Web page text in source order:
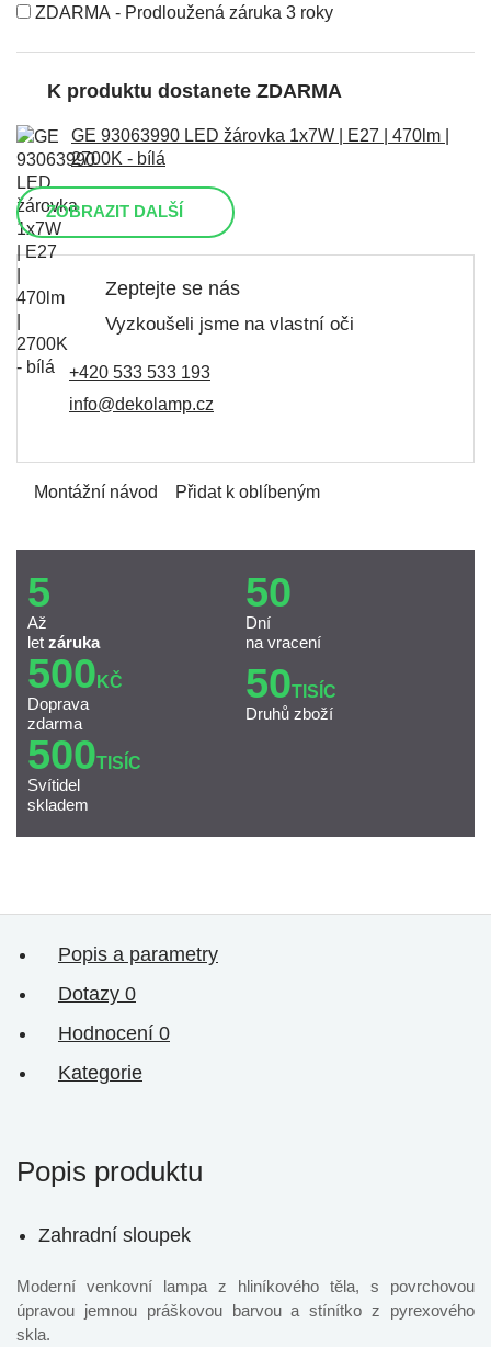
ZDARMA - Prodloužená záruka 3 roky
K produktu dostanete ZDARMA
GE 93063990 LED žárovka 1x7W | E27 | 470lm |
2700K - bílá
ZOBRAZIT DALŠÍ
Zeptejte se nás
Vyzkoušeli jsme na vlastní oči
+420 533 533 193
info@dekolamp.cz
Montážní návod Přidat k oblíbeným
5
Až
let záruka
50
Dní
na vracení
500 KČ
Doprava
zdarma
50TISÍC
Druhů zboží
500TISÍC
Svítidel
skladem
Popis a parametry
Dotazy 0
Hodnocení 0
Kategorie
Popis produktu
Zahradní sloupek
Moderní venkovní lampa z hliníkového těla, s povrchovou
úpravou jemnou práškovou barvou a stínítko z pyrexového
skla.